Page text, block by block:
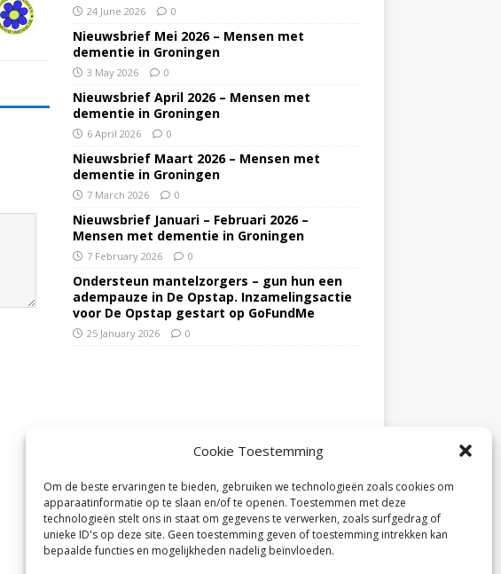
Cookie Toestemming
Om de beste ervaringen te bieden, gebruiken we technologieën zoals cookies om
apparaatinformatie op te slaan en/of te openen. Toestemmen met deze
technologieën stelt ons in staat om gegevens te verwerken, zoals surfgedrag of
unieke ID's op deze site. Geen toestemming geven of toestemming intrekken kan
bepaalde functies en mogelijkheden nadelig beïnvloeden.
24 June 2026 0
Nieuwsbrief Mei 2026 – Mensen met
dementie in Groningen
3 May 2026 0
Nieuwsbrief April 2026 – Mensen met
dementie in Groningen
6 April 2026 0
Nieuwsbrief Maart 2026 – Mensen met
dementie in Groningen
7 March 2026 0
Nieuwsbrief Januari – Februari 2026 –
Mensen met dementie in Groningen
7 February 2026 0
Ondersteun mantelzorgers – gun hun een
adempauze in De Opstap. Inzamelingsactie
voor De Opstap gestart op GoFundMe
25 January 2026 0